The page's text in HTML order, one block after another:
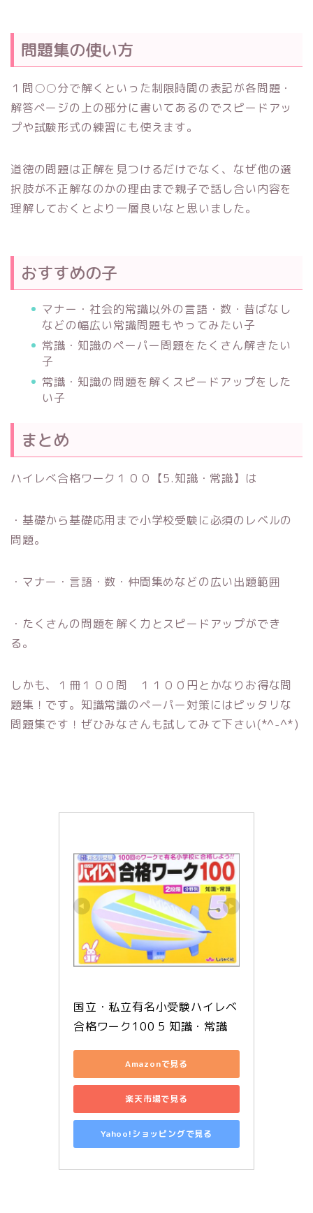
問題集の使い方
１問○○分で解くといった制限時間の表記が各問題・
解答ページの上の部分に書いてあるのでスピードアッ
プや試験形式の練習にも使えます。
道徳の問題は正解を見つけるだけでなく、なぜ他の選
択肢が不正解なのかの理由まで親子で話し合い内容を
理解しておくとより一層良いなと思いました。
おすすめの子
マナー・社会的常識以外の言語・数・昔ばなし
などの幅広い常識問題もやってみたい子
常識・知識のペーパー問題をたくさん解きたい
子
常識・知識の問題を解くスピードアップをした
い子
まとめ
ハイレべ合格ワーク１００【5.知識・常識】は
・基礎から基礎応用まで小学校受験に必須のレベルの
問題。
・マナー・言語・数・仲間集めなどの広い出題範囲
・たくさんの問題を解く力とスピードアップができ
る。
しかも、１冊１００問 １１００円とかなりお得な問
題集！です。知識常識のペーパー対策にはピッタリな
問題集です！ぜひみなさんも試してみて下さい(*^-^*)
国立・私立有名小受験ハイレベ
合格ワーク100 5 知識・常識
Amazonで見る
楽天市場で見る
Yahoo!ショッピングで見る